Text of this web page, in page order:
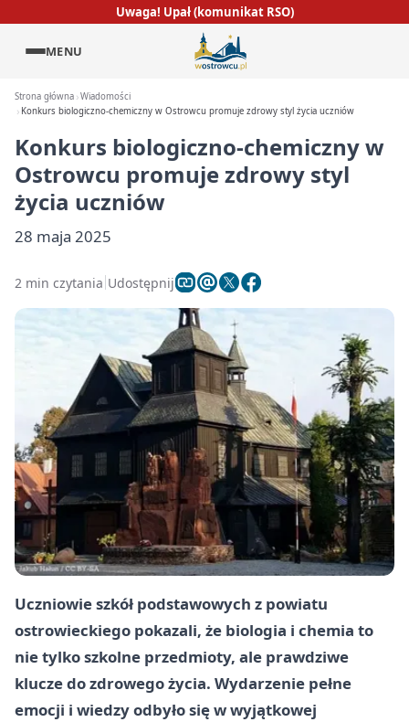
Uwaga! Upał (komunikat RSO)
MENU
Strona główna Wiadomości
Konkurs biologiczno-chemiczny w Ostrowcu promuje zdrowy styl życia uczniów
Konkurs biologiczno-chemiczny w
Ostrowcu promuje zdrowy styl
życia uczniów
28 maja 2025
2 min czytania Udostępnij
Uczniowie szkół podstawowych z powiatu
ostrowieckiego pokazali, że biologia i chemia to
nie tylko szkolne przedmioty, ale prawdziwe
klucze do zdrowego życia. Wydarzenie pełne
emocji i wiedzy odbyło się w wyjątkowej